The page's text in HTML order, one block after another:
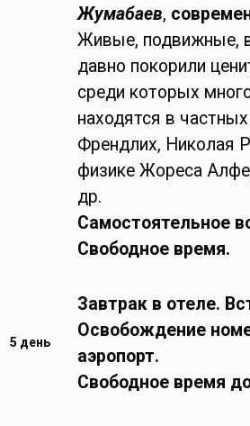
Жумабаев,
Живые, подвижные,
давно покорили
среди которых
находятся в
Френдлих, Николая
физике Жореса
др.
Самостоятельное
Свободное время.
5 день
Завтрак в отеле.
Освобождение
аэропорт.
Свободное время